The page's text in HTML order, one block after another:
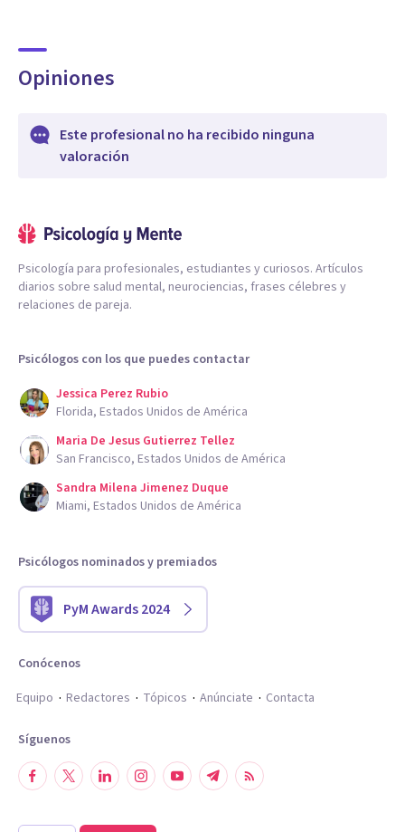
Opiniones
Este profesional no ha recibido ninguna
valoración
Psicología para profesionales, estudiantes y curiosos. Artículos
diarios sobre salud mental, neurociencias, frases célebres y
relaciones de pareja.
Psicólogos con los que puedes contactar
Jessica Perez Rubio
Florida, Estados Unidos de América
Maria De Jesus Gutierrez Tellez
San Francisco, Estados Unidos de América
Sandra Milena Jimenez Duque
Miami, Estados Unidos de América
Psicólogos nominados y premiados
PyM Awards 2024
Conócenos
Equipo
Redactores Tópicos Anúnciate Contacta
Síguenos